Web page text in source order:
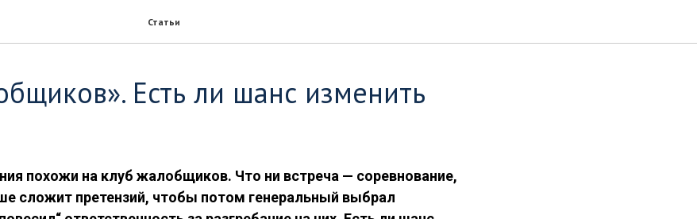
Статьи
Есть ли шанс изменить
похожи на клуб жалобщиков. Что ни встреча — соревнование,
сложит претензий, чтобы потом генеральный выбрал